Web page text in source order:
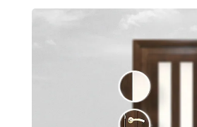
في هذا المقال، سنلقي نظرة على شركة